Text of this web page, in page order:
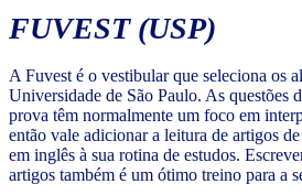
FUVEST (USP)
A Fuvest é o vestibular que seleciona os
Universidade de São Paulo. As questões
prova têm normalmente um foco em
então vale adicionar a leitura de artigos
em inglês à sua rotina de estudos.
artigos também é um ótimo treino para a